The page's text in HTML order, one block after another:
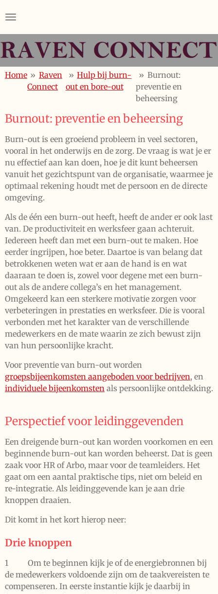
to
main
content
Home » Raven
Connect
» Hulp bij burn-
out en bore-out
» Burnout:
preventie en
beheersing
Burnout: preventie en beheersing
Burn-out is een groeiend probleem in veel sectoren,
vooral in het onderwijs en de zorg. De vraag is wat je er
nu effectief aan kan doen, hoe je dit kunt beheersen
vanuit het gezichtspunt van de organisatie, waarmee je
optimaal rekening houdt met de persoon en de directe
omgeving.
Als de één een burn-out heeft, heeft de ander er ook last
van. De productiviteit en werksfeer gaan achteruit.
Iedereen heeft dan met een burn-out te maken. Hoe
eerder ingrijpen, hoe beter. Daartoe is van belang dat
betrokkenen weten wat er aan de hand is en wat
daaraan te doen is, zowel voor degene met een burn-
out als de andere collega’s en het management.
Omgekeerd kan een sterkere motivatie zorgen voor
verbeteringen in prestaties en werksfeer. Die is vooral
verbonden met het karakter van de verschillende
medewerkers en de mate waarin ze zich bewust zijn
van hun persoonlijke kracht.
Voor preventie van burn-out worden
groepsbijeenkomsten aangeboden voor bedrijven, en
individuele bijeenkomsten als persoonlijke ontdekking.
Perspectief voor leidinggevenden
Een dreigende burn-out kan worden voorkomen en een
beginnende burn-out kan worden beheerst. Dat is geen
zaak voor HR of Arbo, maar voor de teamleiders. Het
gaat om een aantal praktische tips, niet om beleid en
re-integratie. Als leidinggevende kan je aan drie
knoppen draaien.
Dit komt in het kort hierop neer:
Drie knoppen
1 Om te beginnen kijk je of de energiebronnen bij
de medewerkers voldoende zijn om de taakvereisten te
compenseren. In eerste instantie kijk je daarbij in